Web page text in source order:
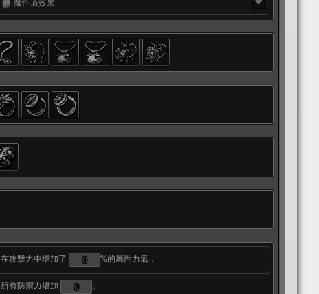
魔性盾效果
在攻擊力中增加了 %的屬性力氣．
所有防禦力增加
。